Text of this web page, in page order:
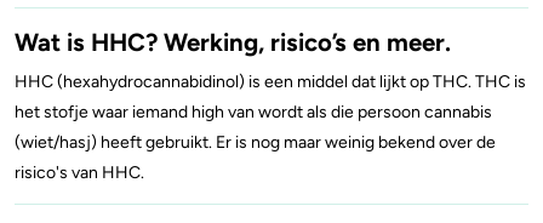
Wat is HHC? Werking, risico’s en meer.
HHC (hexahydrocannabidinol) is een middel dat lijkt op THC. THC is
het stofje waar iemand high van wordt als die persoon cannabis
(wiet/hasj) heeft gebruikt. Er is nog maar weinig bekend over de
risico's van HHC.